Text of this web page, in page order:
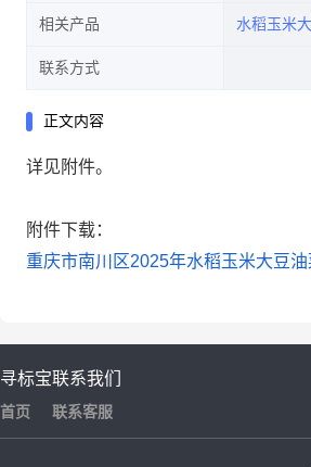
相关产品 水稻玉米
联系方式
正文内容
详见附件。
附件下载：
重庆市南川区2025年水稻玉米大豆
寻标宝
首页
联系我们
联系客服